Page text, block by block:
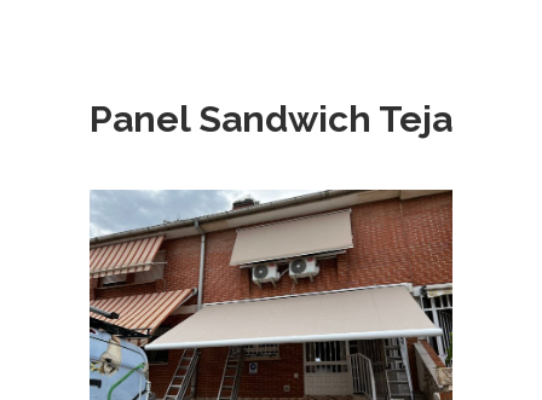
Panel Sandwich Teja